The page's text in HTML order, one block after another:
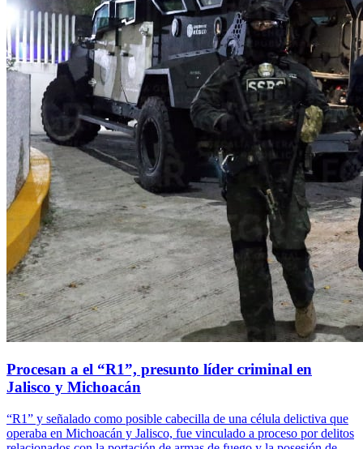
Procesan a el “R1”, presunto líder criminal en
Jalisco y Michoacán
“R1” y señalado como posible cabecilla de una célula delictiva que
operaba en Michoacán y Jalisco, fue vinculado a proceso por delitos